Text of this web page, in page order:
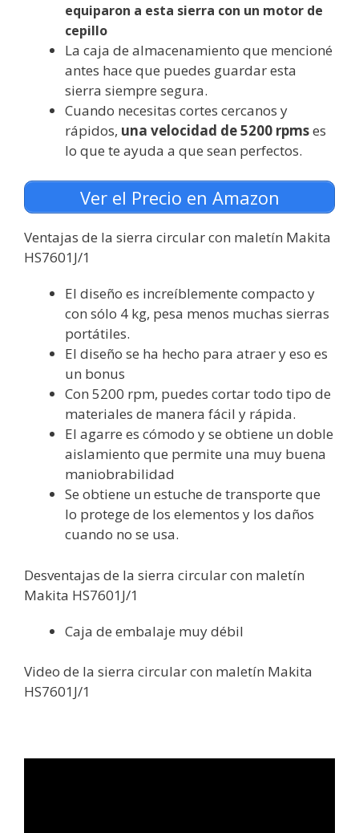
equiparon a esta sierra con un motor de
cepillo
La caja de almacenamiento que mencioné
antes hace que puedes guardar esta
sierra siempre segura.
Cuando necesitas cortes cercanos y
rápidos, una velocidad de 5200 rpmses
lo que te ayuda a que sean perfectos.
Ver el Precio en Amazon
Ventajas de la sierra circular con maletín Makita
HS7601J/1
El diseño es increíblemente compacto y
con sólo 4 kg, pesa menos muchas sierras
portátiles.
El diseño se ha hecho para atraer y eso es
un bonus
Con 5200 rpm, puedes cortar todo tipo de
materiales de manera fácil y rápida.
El agarre es cómodo y se obtiene un doble
aislamiento que permite una muy buena
maniobrabilidad
Se obtiene un estuche de transporte que
lo protege de los elementos y los daños
cuando no se usa.
Desventajas de la sierra circular con maletín
Makita HS7601J/1
Caja de embalaje muy débil
Video de la sierra circular con maletín Makita
HS7601J/1